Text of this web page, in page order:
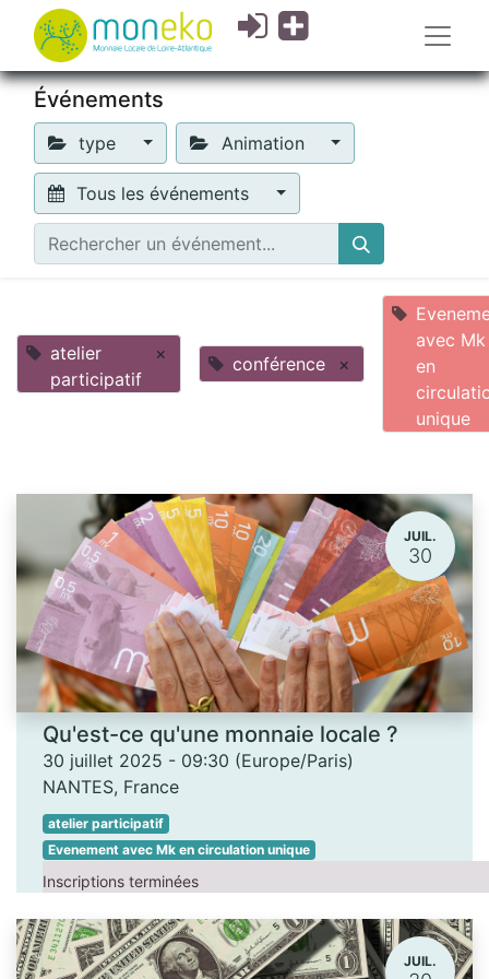
Événements
type Animation
Tous les événements
atelier
participatif
× conférence ×
avec Mk
en
unique
JUIL.
30
Qu'est-ce qu'une monnaie locale ?
30 juillet 2025 - 09:30 (Europe/Paris)
NANTES, France
atelier participatif
Evenement avec Mk en circulation unique
Inscriptions terminées
JUIL.